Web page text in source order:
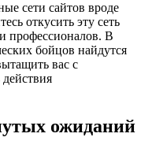
сети сайтов вроде
откусить эту сеть
профессионалов. В
бойцов найдутся
вас с
ожиданий